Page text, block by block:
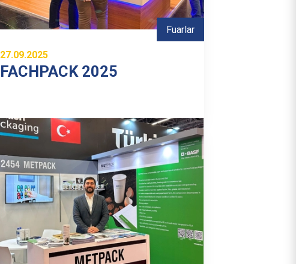
Fuarlar
27.09.2025
FACHPACK 2025